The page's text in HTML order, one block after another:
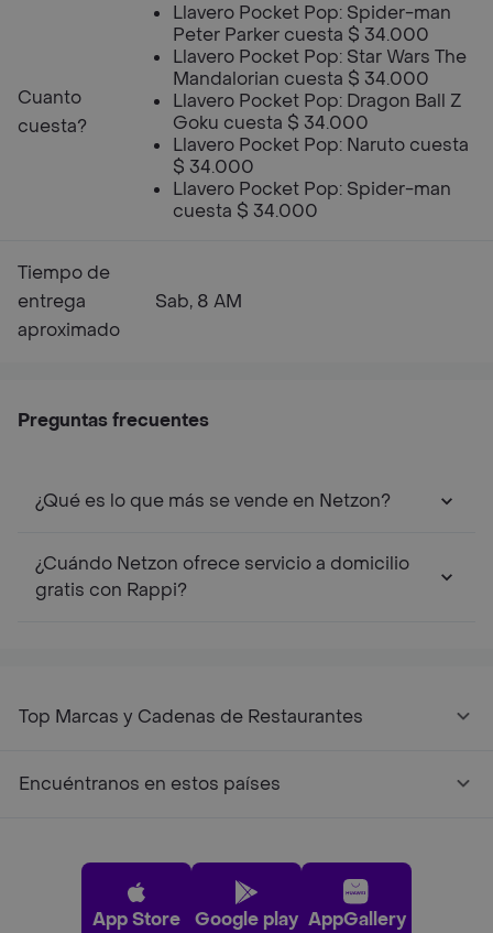
Cuanto
cuesta?
Llavero Pocket Pop: Spider-man
Peter Parker cuesta $ 34.000
Llavero Pocket Pop: Star Wars The
Mandalorian cuesta $ 34.000
Llavero Pocket Pop: Dragon Ball Z
Goku cuesta $ 34.000
Llavero Pocket Pop: Naruto cuesta
$ 34.000
Llavero Pocket Pop: Spider-man
cuesta $ 34.000
Tiempo de
entrega
aproximado
Sab, 8 AM
Preguntas frecuentes
¿Qué es lo que más se vende en Netzon?
¿Cuándo Netzon ofrece servicio a domicilio
gratis con Rappi?
Top Marcas y Cadenas de Restaurantes
Encuéntranos en estos países
App Store Google play AppGallery